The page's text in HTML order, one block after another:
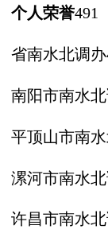
个人荣誉491
省南水北调办
南阳市南水
平顶山市南
漯河市南水
许昌市南水